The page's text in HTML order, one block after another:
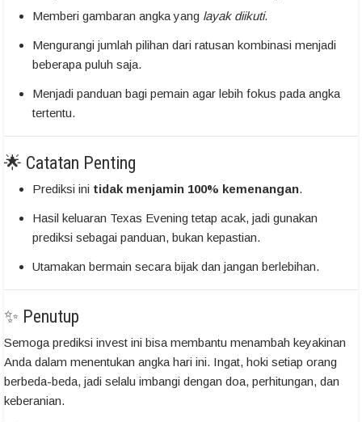
Memberi gambaran angka yang layak diikuti.
Mengurangi jumlah pilihan dari ratusan kombinasi menjadi
beberapa puluh saja.
Menjadi panduan bagi pemain agar lebih fokus pada angka
tertentu.
🌟 Catatan Penting
Prediksi ini tidak menjamin 100% kemenangan.
Hasil keluaran Texas Evening tetap acak, jadi gunakan
prediksi sebagai panduan, bukan kepastian.
Utamakan bermain secara bijak dan jangan berlebihan.
✨ Penutup
Semoga prediksi invest ini bisa membantu menambah keyakinan
Anda dalam menentukan angka hari ini. Ingat, hoki setiap orang
berbeda-beda, jadi selalu imbangi dengan doa, perhitungan, dan
keberanian.